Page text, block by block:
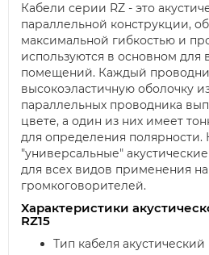
Кабели серии RZ - это
параллельной конструкции,
максимальной гибкостью и
используются в основном для
помещений. Каждый
высокоэластичную оболочку
параллельных проводника
цвете, а один из них имеет
для определения полярности.
"универсальные"
для всех видов применения
громкоговорителей.
Характеристики
RZ15
Тип кабеля акустический